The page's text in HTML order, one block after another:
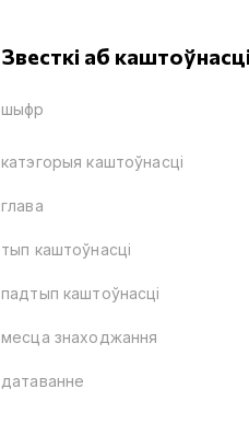
Звесткі аб каштоўнасці
шыфр
катэгорыя каштоўнасці
глава
тып каштоўнасці
падтып каштоўнасці
месца знаходжання
датаванне